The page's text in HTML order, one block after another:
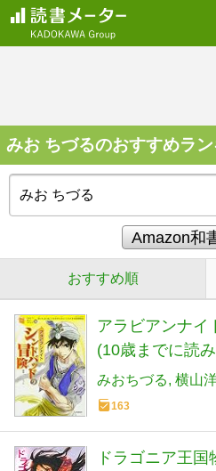
みお ちづるのおすすめラ
おすすめ順
アラビアンナイ
(10歳までに読
みおちづる 横山
163
ドラゴニア王